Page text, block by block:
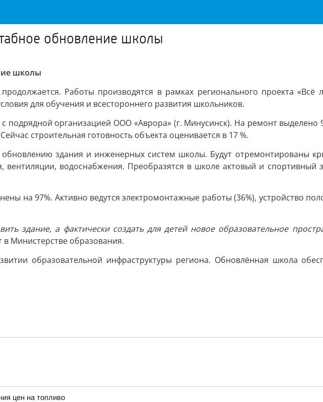
обновление школы
школы
Работы производятся в рамках регионального проекта «Всё
для обучения и всестороннего развития школьников.
подрядной организацией ООО «Аврора» (г. Минусинск). На ремонт выделено
строительная готовность объекта оценивается в 17 %.
здания и инженерных систем школы. Будут отремонтированы
водоснабжения. Преобразятся в школе актовый и спортивный
на 97%. Активно ведутся электромонтажные работы (36%), устройство
здание, а фактически создать для детей новое образовательное
Министерстве образования.
образовательной инфраструктуры региона. Обновлённая школа
цен на топливо